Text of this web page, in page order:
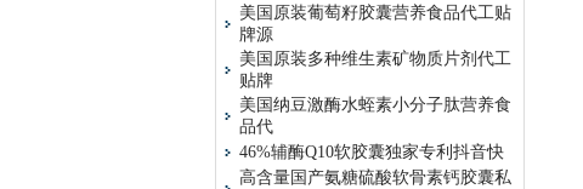
美国原装葡萄籽胶囊营养食品代工贴
牌源
美国原装多种维生素矿物质片剂代工
贴牌
美国纳豆激酶水蛭素小分子肽营养食
品代
46%辅酶Q10软胶囊独家专利抖音快
高含量国产氨糖硫酸软骨素钙胶囊私